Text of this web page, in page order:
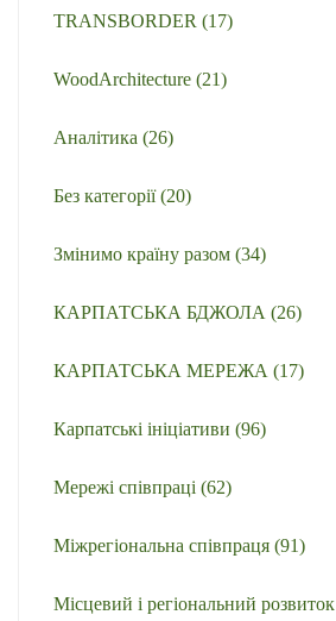
TRANSBORDER (17)
WoodArchitecture (21)
Аналітика (26)
Без категорії(20)
Змінимо країну разом (34)
КАРПАТСЬКА БДЖОЛА (26)
КАРПАТСЬКА МЕРЕЖА (17)
Карпатські ініціативи (96)
Мережі співпраці (62)
Міжрегіональна співпраця (91)
Місцевий і регіональний розвиток